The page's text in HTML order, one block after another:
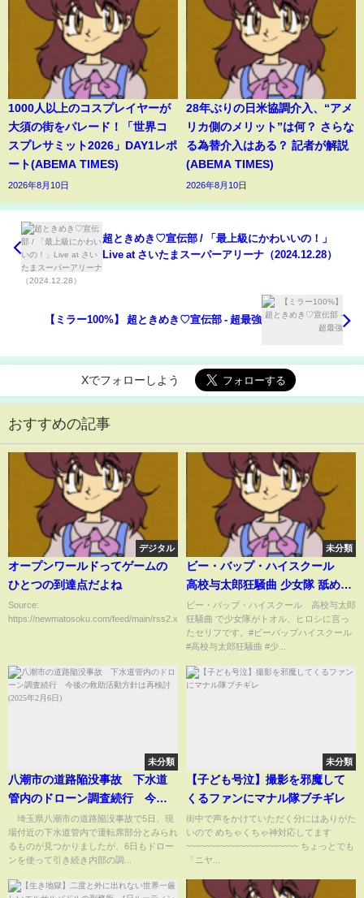
1000人以上のコスプレイヤーが
大須の街をパレード！「世界コ
スプレサミット2026」DAY1レポ
ート(ABEMA TIMES)
2026年8月10日
28年ぶりの日米協調介入、“アメ
リカ側のメリット”は何？ さらな
る為替介入はある？ 記者が解説
(ABEMA TIMES)
2026年8月10日
超ときめき♡宣伝部 / 「最上級にかわいいの！」
Live at さいたまスーパーアリーナ（2024.12.28）
【ミラー100%】 超ときめき♡宣伝部 - 超最強
Xでフォローしよう
おすすめの記事
デジタル
オープンワールドってゲームの
ひとつの到達点だよね
Source:
https://newmatosoku.com/feed/main/rss2.xml...
未分類
ビー・バップ・ハイスクール
高校与太郎狂騒曲 少女隊 舐めな
いでよ #ビーバップハイスクール
#高校与太郎狂騒曲 #少女隊
ビー・バップ・ハイスクール 高校与太郎
狂騒曲 で少女隊がトオル、ヒロシに言っ
たセリフです。#ビーバップハイスクール
#高校与太郎狂騒曲 #少...
未分類
八潮市の道路陥没事故 下水道
管内のドローン調査続行 今後
の救助活動方針は再検討(2025年
2月6日)
埼玉県八潮市の道路陥没事故で5日、現
場付近の下水道管内で運転席部分とみられ
るものが見つかりましたが、6日もドロー
ンを使って引き続き内部の調...
未分類
【子ども号泣】撮影を邪魔して
くるファンにマナル隊ブチギレ
街中で声をかけていただく分にはありがた
いので めちゃくちゃ神対応してます
~~~~~~~~~~~~~~~~~~~~~~~ ちょっとでも
「ニヤ...